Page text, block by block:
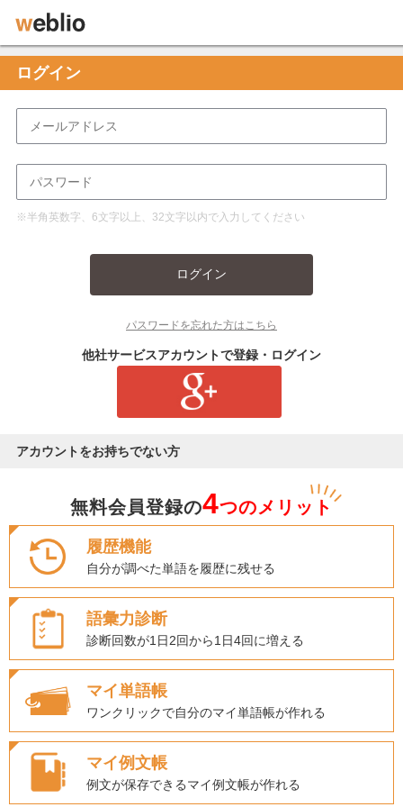
ログイン
※半角英数字、6文字以上、32文字以内で入力してください
ログイン
パスワードを忘れた方はこちら
他社サービスアカウントで登録・ログイン
アカウントをお持ちでない方
無料会員登録の4つのメリット
履歴機能
自分が調べた単語を履歴に残せる
語彙力診断
診断回数が1日2回から1日4回に増える
マイ単語帳
ワンクリックで自分のマイ単語帳が作れる
マイ例文帳
例文が保存できるマイ例文帳が作れる